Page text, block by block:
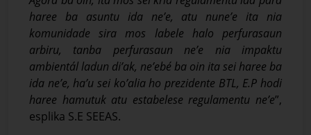
haree ba asuntu ida ne’e, atu nune’e ita nia
komunidade sira mos labele halo perfurasaun
arbiru, tanba perfurasaun ne’e nia impaktu
ambientál ladun di’ak, ne’ebé ba oin ita sei haree ba
ida ne’e, ha’u sei ko’alia ho prezidente BTL, E.P hodi
haree hamutuk atu estabelese regulamentu ne’e”,
esplika S.E SEEAS.